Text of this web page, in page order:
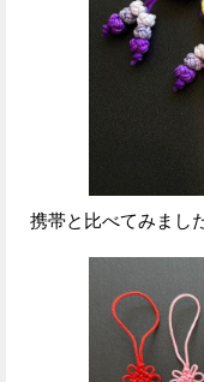
携帯と比べてみまし